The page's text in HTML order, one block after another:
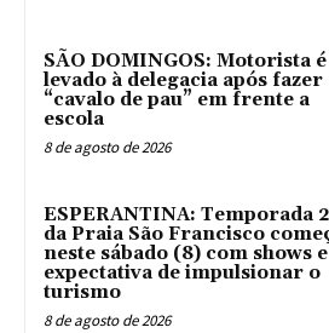
SÃO DOMINGOS: Motorista é
levado à delegacia após fazer
“cavalo de pau” em frente a
escola
8 de agosto de 2026
ESPERANTINA: Temporada
da Praia São Francisco
neste sábado (8) com shows e
expectativa de impulsionar o
turismo
8 de agosto de 2026